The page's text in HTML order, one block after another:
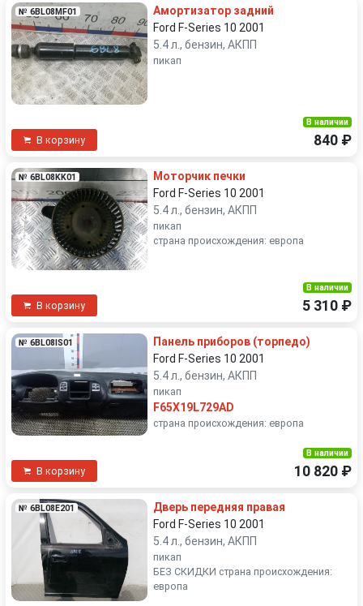
№ 6BL08MF01
Амортизатор задний
Ford F-Series 10 2001
5.4 л., бензин, АКПП
пикап
В корзину
В наличии
840 ₽
№ 6BL08KK01
Моторчик печки
Ford F-Series 10 2001
5.4 л., бензин, АКПП
пикап
страна происхождения: европа
В корзину
В наличии
5 310 ₽
№ 6BL08IS01
Панель приборов (торпедо)
Ford F-Series 10 2001
5.4 л., бензин, АКПП
пикап
F65X19L729AD
страна происхождения: европа
В корзину
В наличии
10 820 ₽
№ 6BL08E201
Дверь передняя правая
Ford F-Series 10 2001
5.4 л., бензин, АКПП
пикап
БЕЗ СКИДКИ страна происхождения:
европа